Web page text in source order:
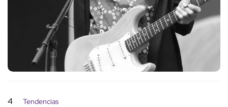
4 Tendencias